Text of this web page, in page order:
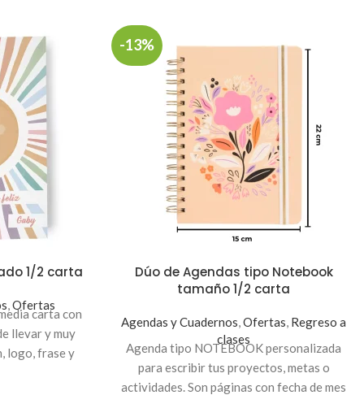
1/2 carta
,Ofertas
carta con
llevar y muy
logo, frase y
-13%
Dúo de Agendas tipo Notebook
tamaño 1/2 carta
Agendas y Cuadernos,Ofertas, Regreso a
clases
Agenda tipo NOTEBOOK personalizada
para escribir tus proyectos, metas o
actividades. Son páginas con fecha de mes